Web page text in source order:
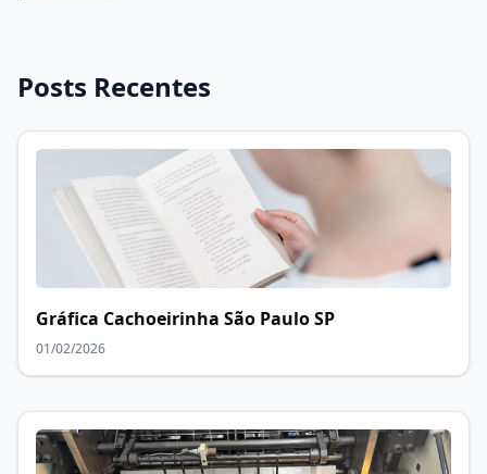
Posts Recentes
Gráfica Cachoeirinha São Paulo SP
01/02/2026